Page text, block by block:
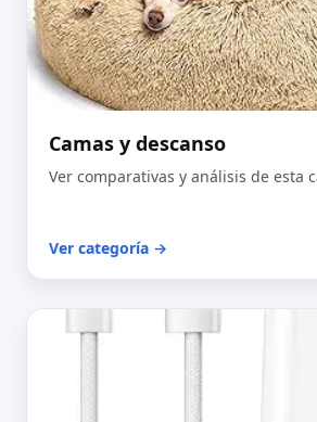
Camas y descanso
Ver comparativas y análisis de esta
Ver categoría →